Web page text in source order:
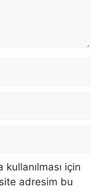
için
adresim bu